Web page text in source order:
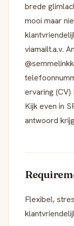
brede
mooi maar
viamailt.a.v.
ervaring
Kijk even in
antwoord
Flexibel,